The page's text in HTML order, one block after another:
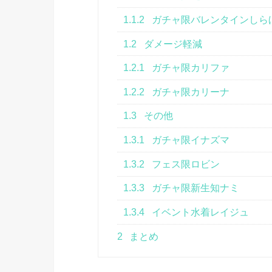
1.1.2 ガチャ限バレンタインしら
1.2 ダメージ軽減
1.2.1 ガチャ限カリファ
1.2.2 ガチャ限カリーナ
1.3 その他
1.3.1 ガチャ限イナズマ
1.3.2 フェス限ロビン
1.3.3 ガチャ限新生知ナミ
1.3.4 イベント水着レイジュ
2 まとめ